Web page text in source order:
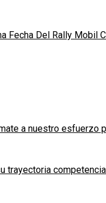
Fecha Del Rally Mobil
a nuestro
trayectoria